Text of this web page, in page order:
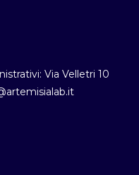
Via Velletri 10